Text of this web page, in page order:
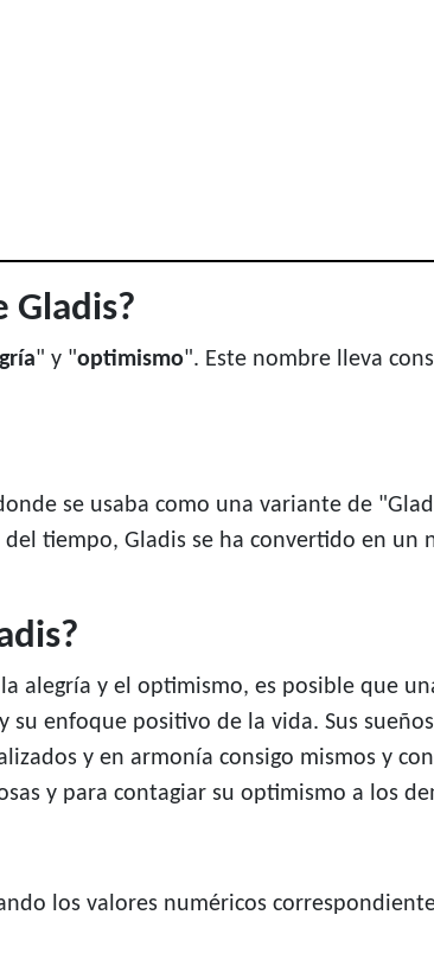
Gladis?
" y "optimismo". Este nombre lleva
se usaba como una variante de
tiempo, Gladis se ha convertido en
alegría y el optimismo, es posible que
enfoque positivo de la vida. Sus
y en armonía consigo mismos y
y para contagiar su optimismo a los
los valores numéricos